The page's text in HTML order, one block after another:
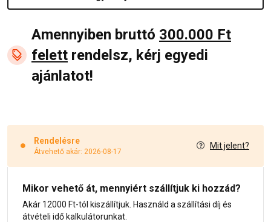
Amennyiben bruttó 300.000 Ft
felett rendelsz, kérj egyedi
ajánlatot!
Rendelésre
Átvehető akár: 2026-08-17
Mit jelent?
Mikor vehető át, mennyiért szállítjuk ki hozzád?
Akár 12000 Ft-tól kiszállítjuk. Használd a szállítási díj és
átvételi idő kalkulátorunkat.